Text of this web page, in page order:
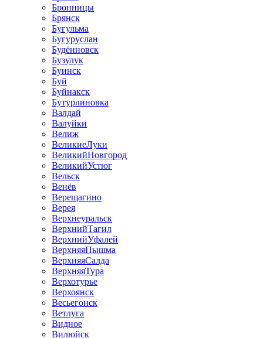
Бронницы
Брянск
Бугульма
Бугуруслан
Будённовск
Бузулук
Буинск
Буй
Буйнакск
Бутурлиновка
Валдай
Валуйки
Велиж
ВеликиеЛуки
ВеликийНовгород
ВеликийУстюг
Вельск
Венёв
Верещагино
Верея
Верхнеуральск
ВерхнийТагил
ВерхнийУфалей
ВерхняяПышма
ВерхняяСалда
ВерхняяТура
Верхотурье
Верхоянск
Весьегонск
Ветлуга
Видное
Вилюйск